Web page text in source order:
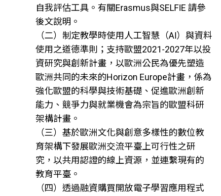
自我評估工具。有關Erasmus與SELFIE 請參
後文說明。
（二）制定教學時使用人工智慧（AI）與資料
使用之道德準則；支持歐盟2021-2027年以投
資研究與創新計畫，以歐洲公民為優先塑造
歐洲共同的未來的Horizon Europe計畫，係為
強化歐盟的科學與技術基礎、促進歐洲創新
能力、競爭力與就業機會為宗旨的歐盟科研
架構計畫。
（三）基於歐洲文化與創意多樣性的數位教
育架構下發展歐洲交流平臺上可行性之研
究，以共用認證的線上資源，並連繫現有的
教育平臺。
（四）透過融資購買開放電子學習應用程式